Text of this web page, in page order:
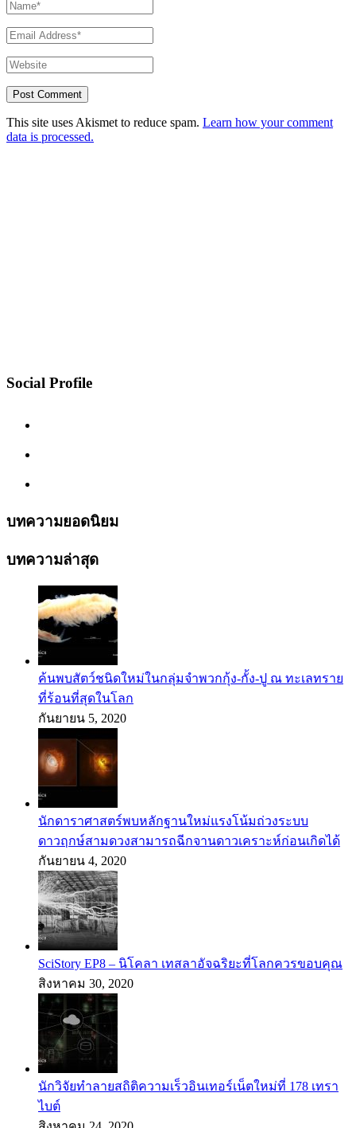
This site uses Akismet to reduce spam. Learn how your comment
data is processed.
Social Profile
บทความยอดนิยม
บทความล่าสุด
ค้นพบสัตว์ชนิดใหม่ในกลุ่มจำพวกกุ้ง-กั้ง-ปู ณ ทะเลทราย
ที่ร้อนที่สุดในโลก
กันยายน 5, 2020
นักดาราศาสตร์พบหลักฐานใหม่แรงโน้มถ่วงระบบ
ดาวฤกษ์สามดวงสามารถฉีกจานดาวเคราะห์ก่อนเกิดได้
กันยายน 4, 2020
SciStory EP8 – นิโคลา เทสลาอัจฉริยะที่โลกควรขอบคุณ
สิงหาคม 30, 2020
นักวิจัยทำลายสถิติความเร็วอินเทอร์เน็ตใหม่ที่ 178 เทรา
ไบต์